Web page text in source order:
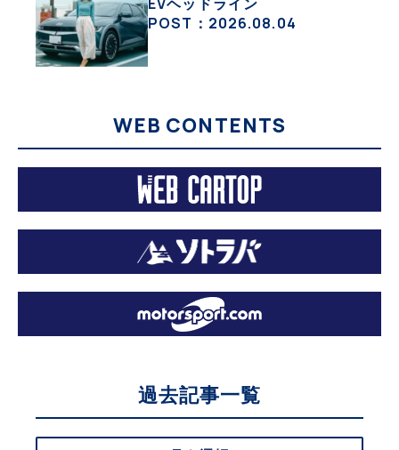
ック」な生活【ななみんEVレ
POST：2026.08.04
WEB CONTENTS
過去記事一覧